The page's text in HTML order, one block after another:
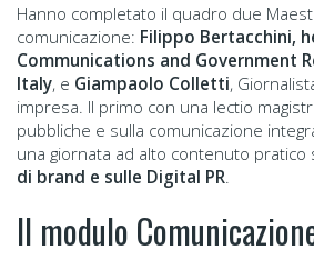
Hanno completato il quadro due
comunicazione: Filippo Bertacchini,
Communications and Government
Italy, e Giampaolo Colletti,
impresa. Il primo con una lectio
pubbliche e sulla comunicazione
una giornata ad alto contenuto pratico
di brand e sulle Digital PR
Il modulo